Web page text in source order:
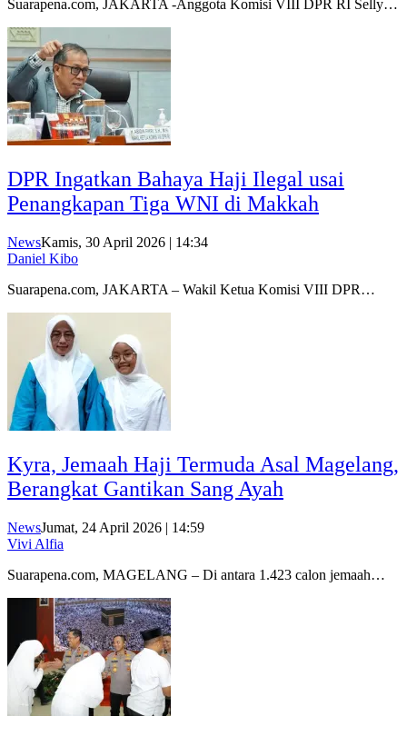
Suarapena.com, JAKARTA -Anggota Komisi VIII DPR RI Selly…
DPR Ingatkan Bahaya Haji Ilegal usai
Penangkapan Tiga WNI di Makkah
NewsKamis, 30 April 2026 | 14:34
Daniel Kibo
Suarapena.com, JAKARTA – Wakil Ketua Komisi VIII DPR…
Kyra, Jemaah Haji Termuda Asal Magelang,
Berangkat Gantikan Sang Ayah
NewsJumat, 24 April 2026 | 14:59
Vivi Alfia
Suarapena.com, MAGELANG – Di antara 1.423 calon jemaah…